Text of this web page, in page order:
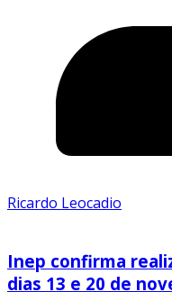
Ricardo Leocadio
Inep confirma
dias 13 e 20 de